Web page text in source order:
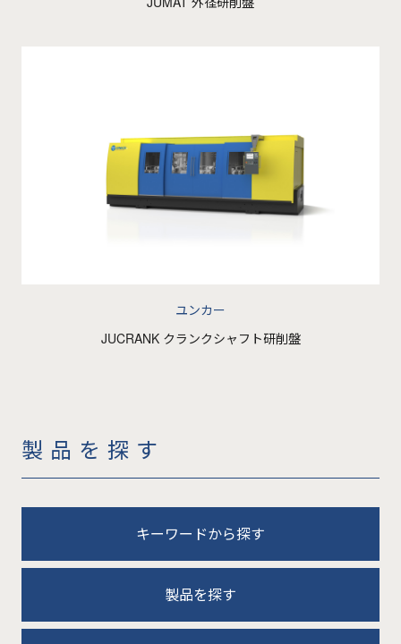
ユンカー
JUCRANK クランクシャフト研削盤
製品を探す
キーワードから探す
製品を探す